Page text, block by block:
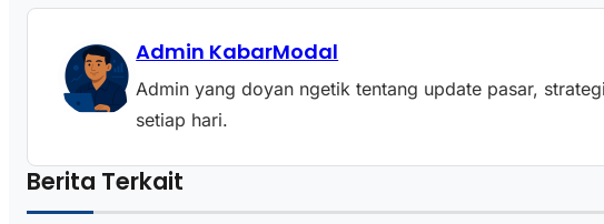
Admin KabarModal
Admin yang doyan ngetik tentang update pasar,
setiap hari.
Berita Terkait